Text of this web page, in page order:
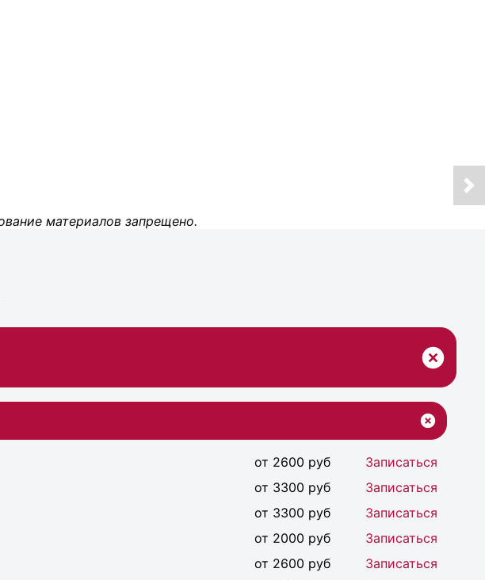
материалов запрещено.
от 2600 руб
Записаться
от 3300 руб
Записаться
от 3300 руб
Записаться
от 2000 руб
Записаться
от 2600 руб
Записаться